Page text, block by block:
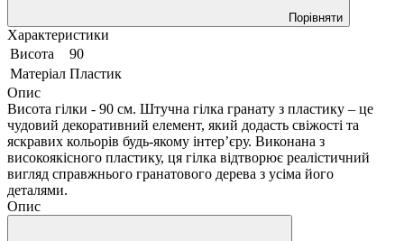
Порівняти
Характеристики
Висота
90
Матеріал Пластик
Опис
Висота гілки - 90 см. Штучна гілка гранату з пластику – це
чудовий декоративний елемент, який додасть свіжості та
яскравих кольорів будь-якому інтер’єру. Виконана з
високоякісного пластику, ця гілка відтворює реалістичний
вигляд справжнього гранатового дерева з усіма його
деталями.
Опис